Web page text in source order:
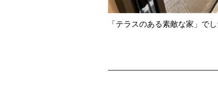
「テラスのある素敵な家」で